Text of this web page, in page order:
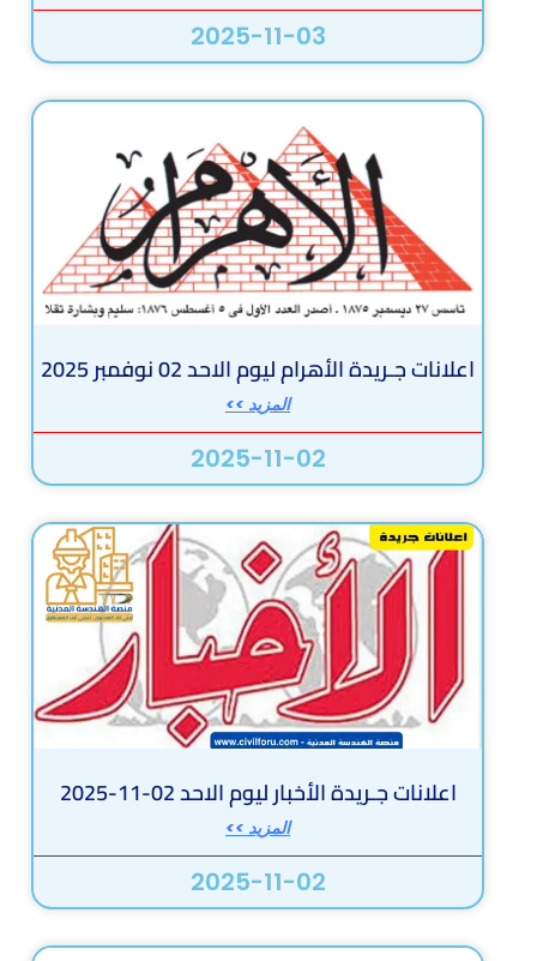
2025-11-03
اعلانات جـريدة الأهرام ليوم الاحد 02 نوفمبر 2025
المزيد >>
2025-11-02
اعلانات جـريدة الأخبار ليوم الاحد 02-11-2025
المزيد >>
2025-11-02